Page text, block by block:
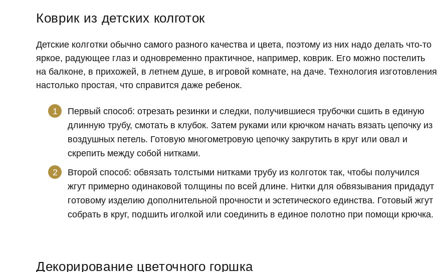
Коврик из детских колготок
Детские колготки обычно самого разного качества и цвета, поэтому из них надо делать что-то
яркое, радующее глаз и одновременно практичное, например, коврик. Его можно постелить
на балконе, в прихожей, в летнем душе, в игровой комнате, на даче. Технология изготовления
настолько простая, что справится даже ребенок.
Первый способ: отрезать резинки и следки, получившиеся трубочки сшить в единую
длинную трубу, смотать в клубок. Затем руками или крючком начать вязать цепочку из
воздушных петель. Готовую многометровую цепочку закрутить в круг или овал и
скрепить между собой нитками.
Второй способ: обвязать толстыми нитками трубу из колготок так, чтобы получился
жгут примерно одинаковой толщины по всей длине. Нитки для обвязывания придадут
готовому изделию дополнительной прочности и эстетического единства. Готовый жгут
собрать в круг, подшить иголкой или соединить в единое полотно при помощи крючка.
Декорирование цветочного горшка